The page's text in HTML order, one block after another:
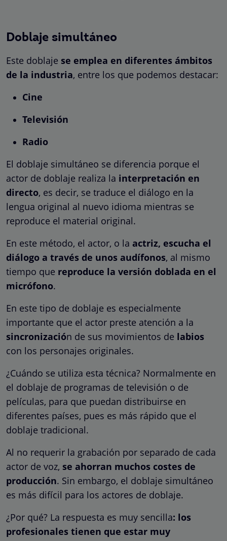
Doblaje simultáneo
Este doblaje se emplea en diferentes ámbitos
de la industria, entre los que podemos destacar:
Cine
Televisión
Radio
El doblaje simultáneo se diferencia porque el
actor de doblaje realiza la interpretación en
directo, es decir, se traduce el diálogo en la
lengua original al nuevo idioma mientras se
reproduce el material original.
En este método, el actor, o la actriz, escucha el
diálogo a través de unos audífonos, al mismo
tiempo que reproduce la versión doblada en el
micrófono.
En este tipo de doblaje es especialmente
importante que el actor preste atención a la
sincronización de sus movimientos de labios
con los personajes originales.
¿Cuándo se utiliza esta técnica? Normalmente en
el doblaje de programas de televisión o de
películas, para que puedan distribuirse en
diferentes países, pues es más rápido que el
doblaje tradicional.
Al no requerir la grabación por separado de cada
actor de voz, se ahorran muchos costes de
producción. Sin embargo, el doblaje simultáneo
es más difícil para los actores de doblaje.
¿Por qué? La respuesta es muy sencilla: los
profesionales tienen que estar muy